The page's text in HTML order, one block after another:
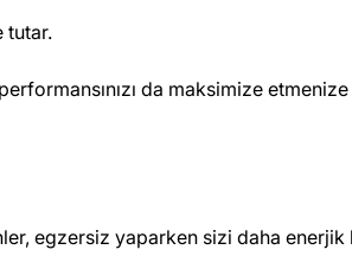
tutar.
da maksimize etmenize
egzersiz yaparken sizi daha